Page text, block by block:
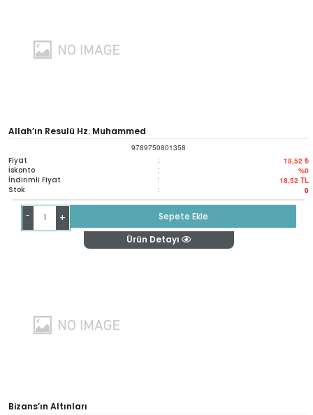
Allah’ın Resulü Hz. Muhammed
9789750801358
Fiyat : 18,52 ₺
İskonto : %0
İndirimli Fiyat : 18,52 TL
Stok : 0
- +
Sepete Ekle
Ürün Detayı
Bizans’ın Altınları